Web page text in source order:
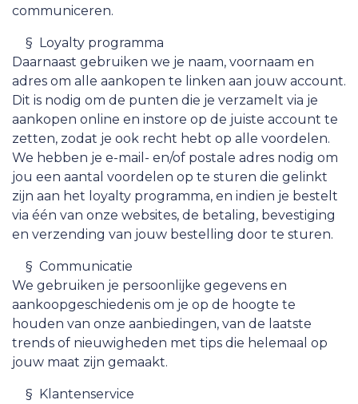
communiceren.
​§ Loyalty programma
Daarnaast gebruiken we je naam, voornaam en
adres om alle aankopen te linken aan jouw account.
Dit is nodig om de punten die je verzamelt via je
aankopen online en instore op de juiste account te
zetten, zodat je ook recht hebt op alle voordelen.
We hebben je e-mail- en/of postale adres nodig om
jou een aantal voordelen op te sturen die gelinkt
zijn aan het loyalty programma, en indien je bestelt
via één van onze websites, de betaling, bevestiging
en verzending van jouw bestelling door te sturen.
​§ Communicatie
We gebruiken je persoonlijke gegevens en
aankoopgeschiedenis om je op de hoogte te
houden van onze aanbiedingen, van de laatste
trends of nieuwigheden met tips die helemaal op
jouw maat zijn gemaakt.
​§ Klantenservice